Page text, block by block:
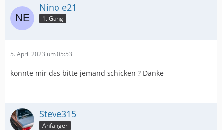
Nino e21
1. Gang
5. April 2023 um 05:53
könnte mir das bitte jemand schicken ? Danke
Steve315
Anfänger